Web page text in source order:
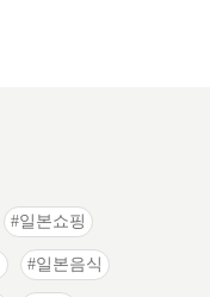
일본쇼핑
일본음식